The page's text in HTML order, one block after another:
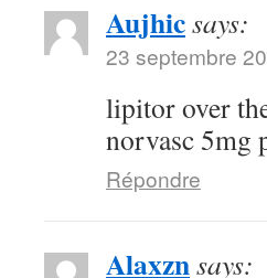
Aujhicsays:
23 septembre
lipitor over
norvasc 5mg
Répondre
Alaxznsays: